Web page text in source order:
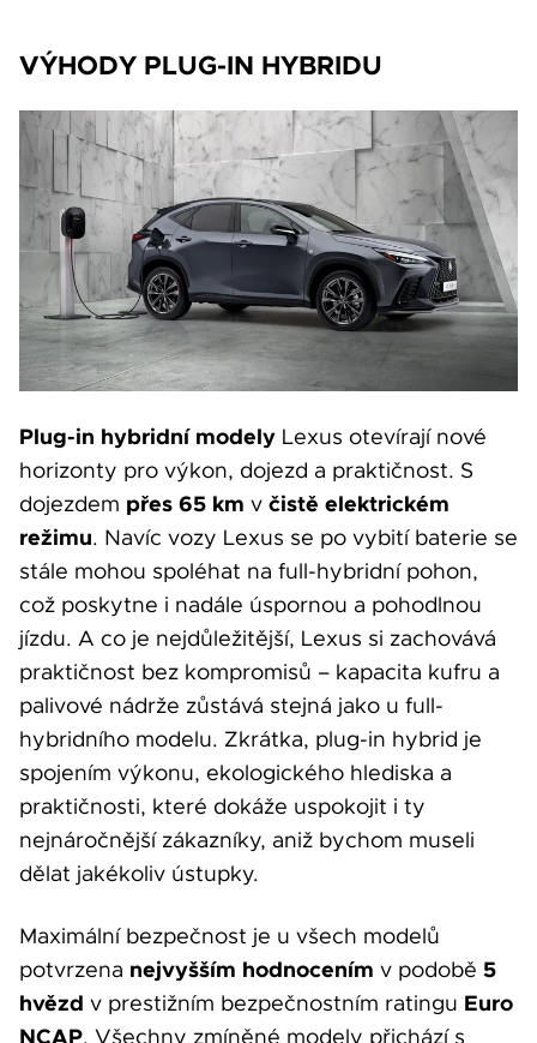
VÝHODY PLUG-IN HYBRIDU
Plug-in hybridní modely Lexus otevírají nové
horizonty pro výkon, dojezd a praktičnost. S
dojezdem přes 65 km v čistě elektrickém
režimu. Navíc vozy Lexus se po vybití baterie se
stále mohou spoléhat na full-hybridní pohon,
což poskytne i nadále úspornou a pohodlnou
jízdu. A co je nejdůležitější, Lexus si zachovává
praktičnost bez kompromisů – kapacita kufru a
palivové nádrže zůstává stejná jako u full-
hybridního modelu. Zkrátka, plug-in hybrid je
spojením výkonu, ekologického hlediska a
praktičnosti, které dokáže uspokojit i ty
nejnáročnější zákazníky, aniž bychom museli
dělat jakékoliv ústupky.
Maximální bezpečnost je u všech modelů
potvrzena nejvyšším hodnocením v podobě 5
hvězd v prestižním bezpečnostním ratingu Euro
NCAP. Všechny zmíněné modely přichází s